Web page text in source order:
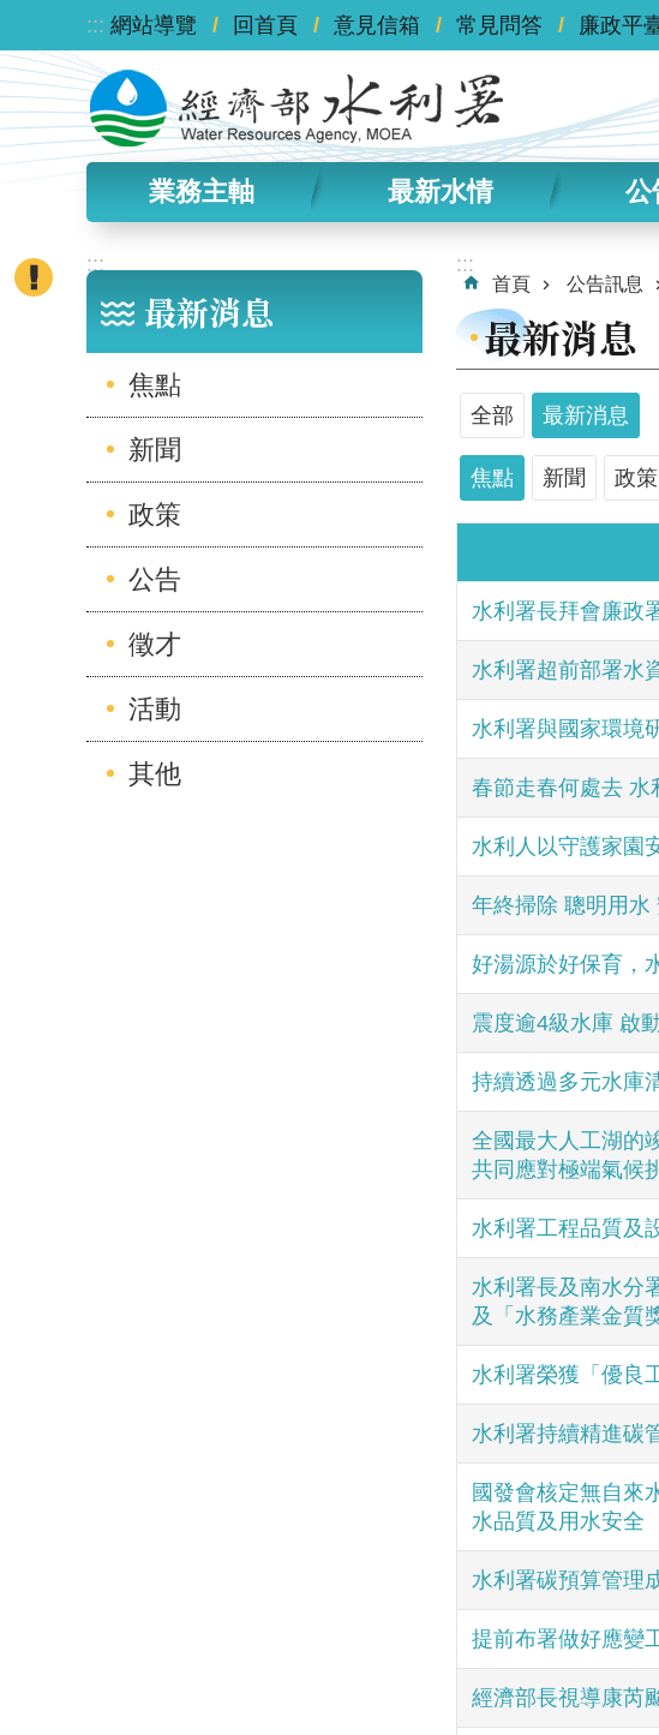
跳到主要內容區塊
::: 網站導覽 回首頁 意見信箱 常見問答 廉政平
業務主軸 最新水情 公
:::
最新消息
焦點
新聞
政策
公告
徵才
活動
其他
:::
首頁 公告訊息
最新消息
全部 最新消息
焦點 新聞 政策
水利署長拜會廉政
水利署超前部署水
水利署與國家環境
春節走春何處去 水
水利人以守護家園
年終掃除 聰明用水
好湯源於好保育，
震度逾4級水庫 啟
持續透過多元水庫
全國最大人工湖的
共同應對極端氣候
水利署工程品質及
水利署長及南水分
及「水務產業金質
水利署榮獲「優良
水利署持續精進碳
國發會核定無自來
水品質及用水安全
水利署碳預算管理
提前布署做好應變
經濟部長視導康芮